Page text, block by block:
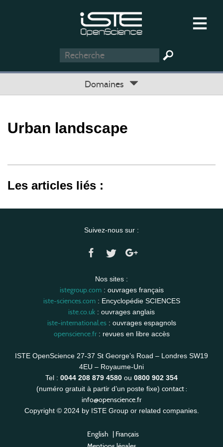
Domaines
Urban landscape
Les articles liés :
Suivez-nous sur :
Nos sites :
istegroup.com: ouvrages français
iste-sciences.com: Encyclopédie SCIENCES
iste.co.uk : ouvrages anglais
iste-international.es: ouvrages espagnols
openscience.fr: revues en libre accès
ISTE OpenScience 27-37 St George’s Road – Londres SW19
4EU – Royaume-Uni
Tel : 0044 208 879 4580 ou 0800 902 354
(numéro gratuit à partir d’un poste fixe) contact :
info@openscience.fr
Copyright © 2024 by ISTE Group or related companies.
English | Français